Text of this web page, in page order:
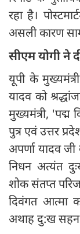
रहा है।
असली कारण
सीएम योगी ने
यूपी के
यादव को
मुख्यमंत्री, 'पद्म
पुत्र एवं उत्तर
अपर्णा यादव
निधन अत्यंत
शोक संतप्त
दिवंगत आत्मा
अथाह दु:ख सहन